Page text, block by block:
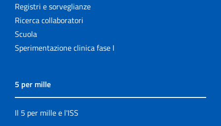
Registri e sorveglianze
Ricerca collaboratori
Scuola
Sperimentazione clinica fase I
5 per mille
Il 5 per mille e l'ISS